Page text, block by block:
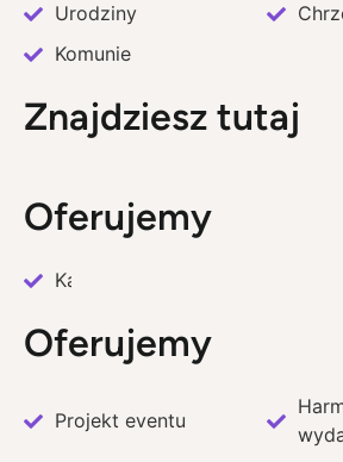
Urodziny
Komunie
Znajdziesz tutaj
Oferujemy
Katering
Oferujemy
Projekt eventu